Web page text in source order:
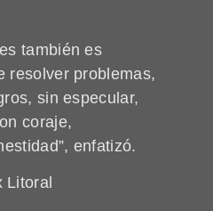
también es
resolver problemas,
sin especular,
coraje,
enfatizó.